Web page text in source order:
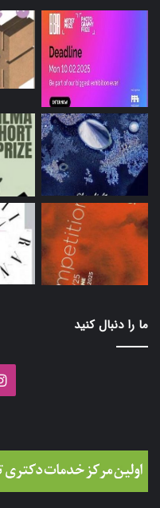
ما را دنبال کنید